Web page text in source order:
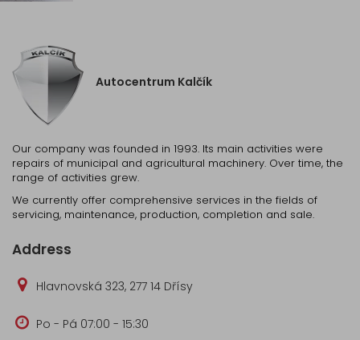
Autocentrum Kalčík
Our company was founded in 1993. Its main activities were
repairs of municipal and agricultural machinery. Over time, the
range of activities grew.
We currently offer comprehensive services in the fields of
servicing, maintenance, production, completion and sale.
Address
Hlavnovská 323, 277 14 Dřísy
Po - Pá 07:00 - 15:30